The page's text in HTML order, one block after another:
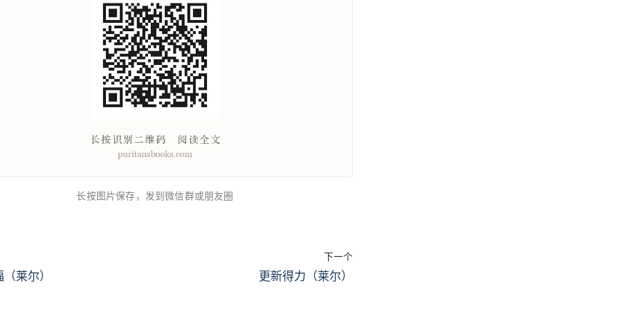
长按图片保存，发到微信群或朋友圈
莱尔）
下一个
更新得力（莱尔）